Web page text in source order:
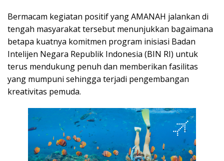
Bermacam kegiatan positif yang AMANAH jalankan di
tengah masyarakat tersebut menunjukkan bagaimana
betapa kuatnya komitmen program inisiasi Badan
Intelijen Negara Republik Indonesia (BIN RI) untuk
terus mendukung penuh dan memberikan fasilitas
yang mumpuni sehingga terjadi pengembangan
kreativitas pemuda.